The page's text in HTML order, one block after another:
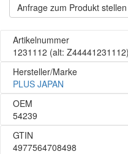
Anfrage zum Produkt stellen
Artikelnummer
1231112 (alt: Z44441231112)
Hersteller/Marke
PLUS JAPAN
OEM
54239
GTIN
4977564708498